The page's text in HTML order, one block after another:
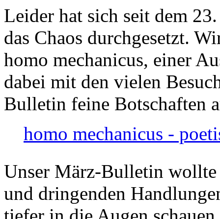
Leider hat sich seit dem
das Chaos durchgesetzt.
homo mechanicus, einer
dabei mit den vielen
Bulletin feine Botschaften
homo mechanicus -
Unser März-Bulletin
und dringenden